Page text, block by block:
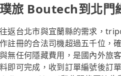
旅 Boutech到北門
返台北市與宜蘭縣的需求，
註冊的合法司機超過五千位，
無任何隱藏費用，是國內外旅
即可完成，收到訂單編號後訂